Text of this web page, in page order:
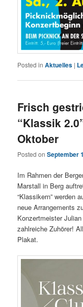
Posted in Aktuelles |
Frisch
“Klassik
Oktober
Posted onSeptember
Im Rahmen der
Marstall in Berg
“Klassikern” werden
neue Arrangements
Konzertmeister
zahlreiche Zuhörer!
Plakat.